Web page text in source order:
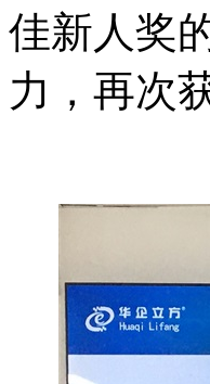
佳新人奖
力，再次